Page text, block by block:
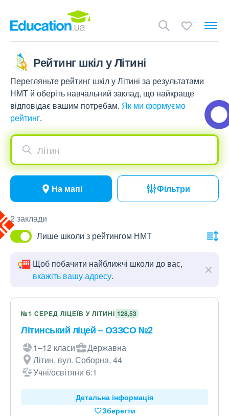
Рейтинг шкіл у Літині
Перегляньте рейтинг шкіл у Літині за результатами
НМТ й оберіть навчальний заклад, що найкраще
відповідає вашим потребам. Як ми формуємо
рейтинг.
Літин
На мапі Фільтри
2 заклади
Лише школи з рейтингом НМТ
Щоб побачити найближчі школи до вас,
вкажіть вашу адресу.
№1 СЕРЕД ЛІЦЕЇВ У ЛІТИНІ 128,53
Літинський ліцей – ОЗЗСО №2
1–12 класи
Державна
Літин, вул. Соборна, 44
Учні/освітяни 6:1
Детальна інформація
Зберегти